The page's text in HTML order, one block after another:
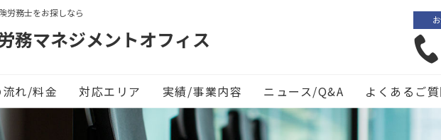
労務士をお探しなら
務マネジメントオフィス
流れ/料金 対応エリア 実績/事業内容 ニュース/Q&A よくあるご